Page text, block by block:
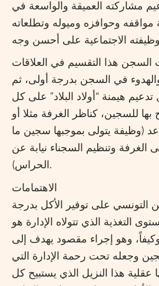
مشاركته العميقة والواسعة في
مواقفه وحوافزه وميوله وتطلعاته
هذا التقسيم في العلاقات
في السجن بدرجة أولى، ثم
هيمنة “أولاد البلاد” على كل
للسجين، كناظر الغرفة مثلا أو
(وظيفة يتولى بموجبها سجين ما
الغرفة وتنظيم السجناء نيابة عن
الحراس).
الاهتمامات
التونسي على توفير الأكل بدرجة
التغذية الذي تتولاه الإدارة هو
وهو إجراء مقصود يهدف إلى
وجعله تحت رحمة الإدارة التي
هذا النزيل الذي يستبيح كل